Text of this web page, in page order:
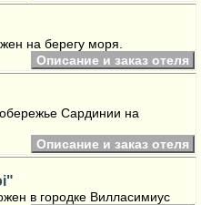
на берегу моря.
Описание и заказ отеля
Сардинии на
Описание и заказ отеля
в городке Вилласимиус